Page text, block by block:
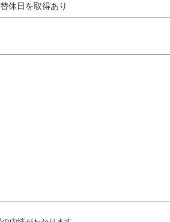
休日を取得あり